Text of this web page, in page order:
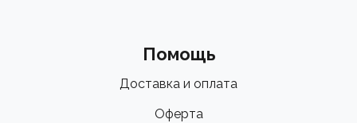
Помощь
Доставка и оплата
Оферта